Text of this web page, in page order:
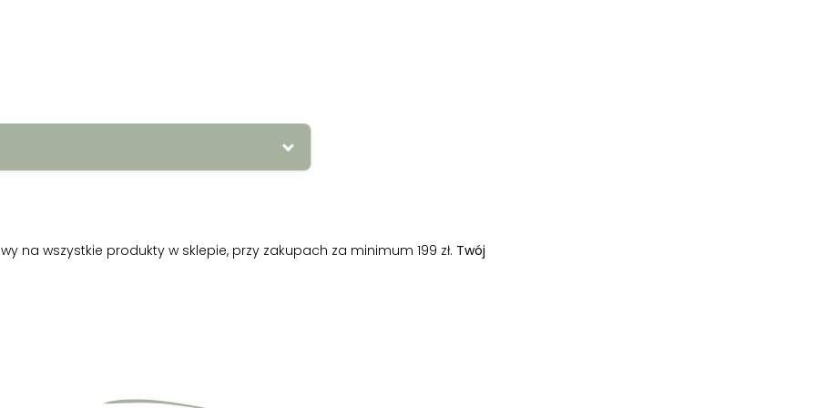
voulait, euh, parler. 3. Il pensait,
wszystkie produkty w sklepie, przy zakupach za minimum 199 zł. Twój